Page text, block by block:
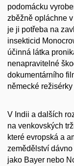
podomácku
zběžně opláchne
je ji potřeba na
insekticid
účinná látka
nenapravitelné
dokumentárního
německé
V Indii a dalších
na venkovských
které evropská a
zemědělství
jako Bayer nebo